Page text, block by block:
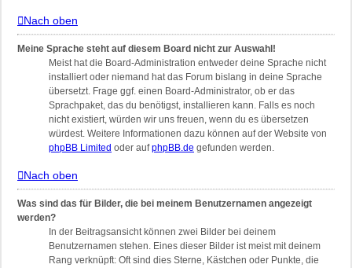
Nach oben
Meine Sprache steht auf diesem Board nicht zur Auswahl!
Meist hat die Board-Administration entweder deine Sprache nicht
installiert oder niemand hat das Forum bislang in deine Sprache
übersetzt. Frage ggf. einen Board-Administrator, ob er das
Sprachpaket, das du benötigst, installieren kann. Falls es noch
nicht existiert, würden wir uns freuen, wenn du es übersetzen
würdest. Weitere Informationen dazu können auf der Website von
phpBB Limited oder aufphpBB.de gefunden werden.
Nach oben
Was sind das für Bilder, die bei meinem Benutzernamen angezeigt
werden?
In der Beitragsansicht können zwei Bilder bei deinem
Benutzernamen stehen. Eines dieser Bilder ist meist mit deinem
Rang verknüpft: Oft sind dies Sterne, Kästchen oder Punkte, die